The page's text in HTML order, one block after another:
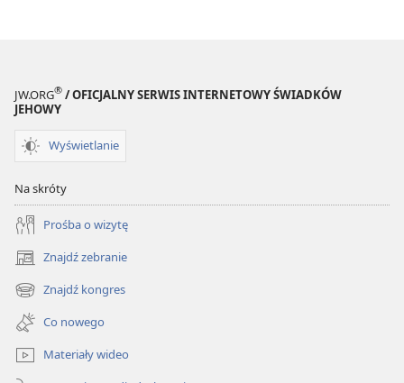
JW.ORG® / OFICJALNY SERWIS INTERNETOWY ŚWIADKÓW
JEHOWY
Wyświetlanie
Na skróty
Prośba o wizytę
Znajdź zebranie
(opens
new
window)
Znajdź kongres
(opens
new
window)
Co nowego
Materiały wideo